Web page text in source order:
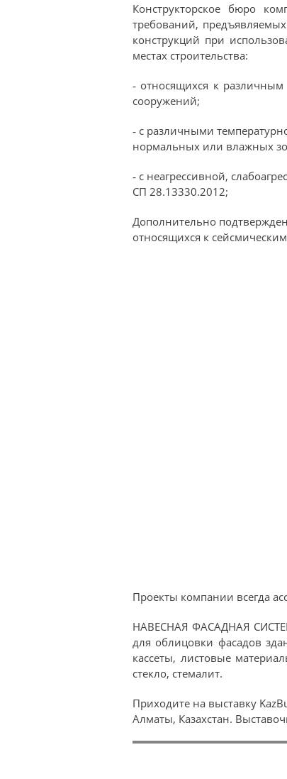
Конструкторское бюро
требований,
конструкций при
местах строительства:
‐ относящихся к
сооружений;
‐ с различными
нормальных или влажных
‐ с неагрессивной,
СП 28.13330.2012;
Дополнительно
относящихся к
Проекты компании всегда
НАВЕСНАЯ ФАСАДНАЯ
для облицовки фасадов
кассеты, листовые
стекло, стемалит.
Приходите на выставку
Алматы, Казахстан.